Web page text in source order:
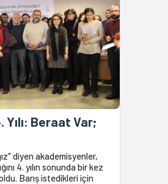
Yılı: Beraat Var;
diyen akademisyenler,
4. yılın sonunda bir kez
Barış istedikleri için